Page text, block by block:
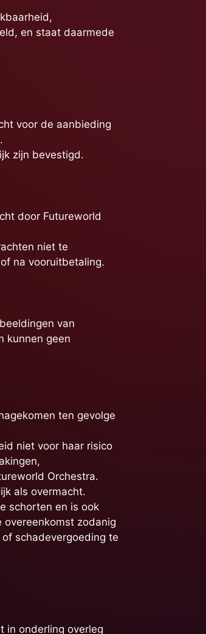
en staat daarmede
voor de aanbieding
zijn bevestigd.
door Futureworld
niet te
na vooruitbetaling.
van
kunnen geen
ten gevolge
niet voor haar risico
Orchestra.
als overmacht.
schorten en is ook
zodanig
schadevergoeding te
in onderling overleg